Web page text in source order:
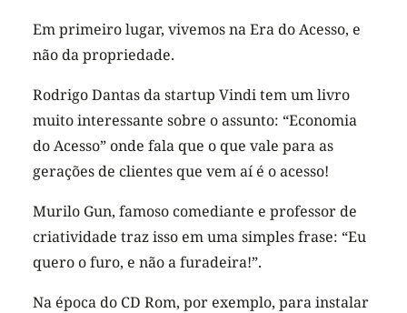
Em primeiro lugar, vivemos na Era do Acesso, e
não da propriedade.
Rodrigo Dantas da startup Vindi tem um livro
muito interessante sobre o assunto: “Economia
do Acesso” onde fala que o que vale para as
gerações de clientes que vem aí é o acesso!
Murilo Gun, famoso comediante e professor de
criatividade traz isso em uma simples frase: “Eu
quero o furo, e não a furadeira!”.
Na época do CD Rom, por exemplo, para instalar